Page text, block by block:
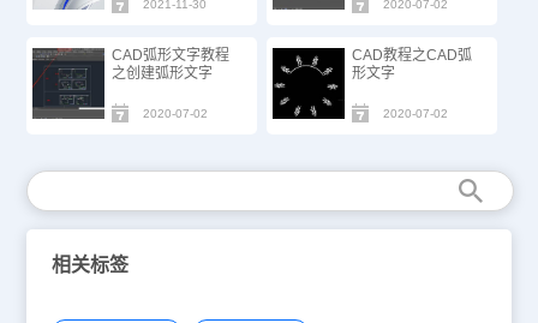
2021-11-30 2020-07-02
CAD弧形文字教程
之创建弧形文字
2020-07-02
CAD教程之CAD弧
形文字
2020-07-02
相关标签